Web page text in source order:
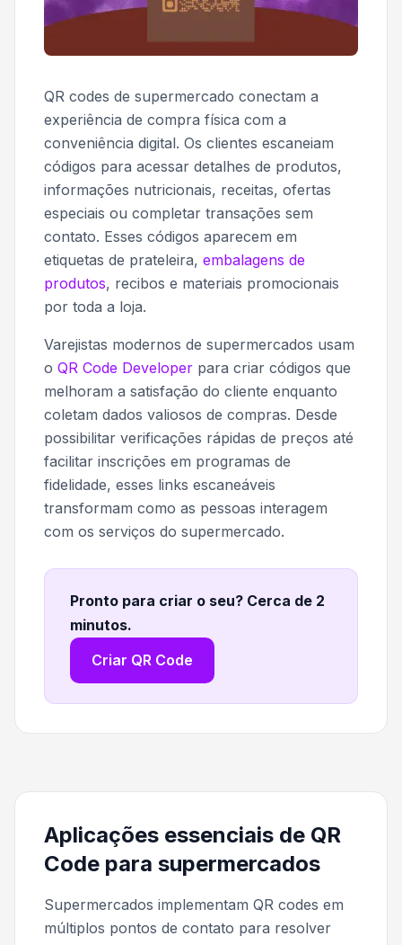
QR codes de supermercado conectam a
experiência de compra física com a
conveniência digital. Os clientes escaneiam
códigos para acessar detalhes de produtos,
informações nutricionais, receitas, ofertas
especiais ou completar transações sem
contato. Esses códigos aparecem em
etiquetas de prateleira, embalagens de
produtos, recibos e materiais promocionais
por toda a loja.
Varejistas modernos de supermercados usam
o QR Code Developer para criar códigos que
melhoram a satisfação do cliente enquanto
coletam dados valiosos de compras. Desde
possibilitar verificações rápidas de preços até
facilitar inscrições em programas de
fidelidade, esses links escaneáveis
transformam como as pessoas interagem
com os serviços do supermercado.
Pronto para criar o seu? Cerca de 2
minutos.
Criar QR Code
Aplicações essenciais de QR
Code para supermercados
Supermercados implementam QR codes em
múltiplos pontos de contato para resolver